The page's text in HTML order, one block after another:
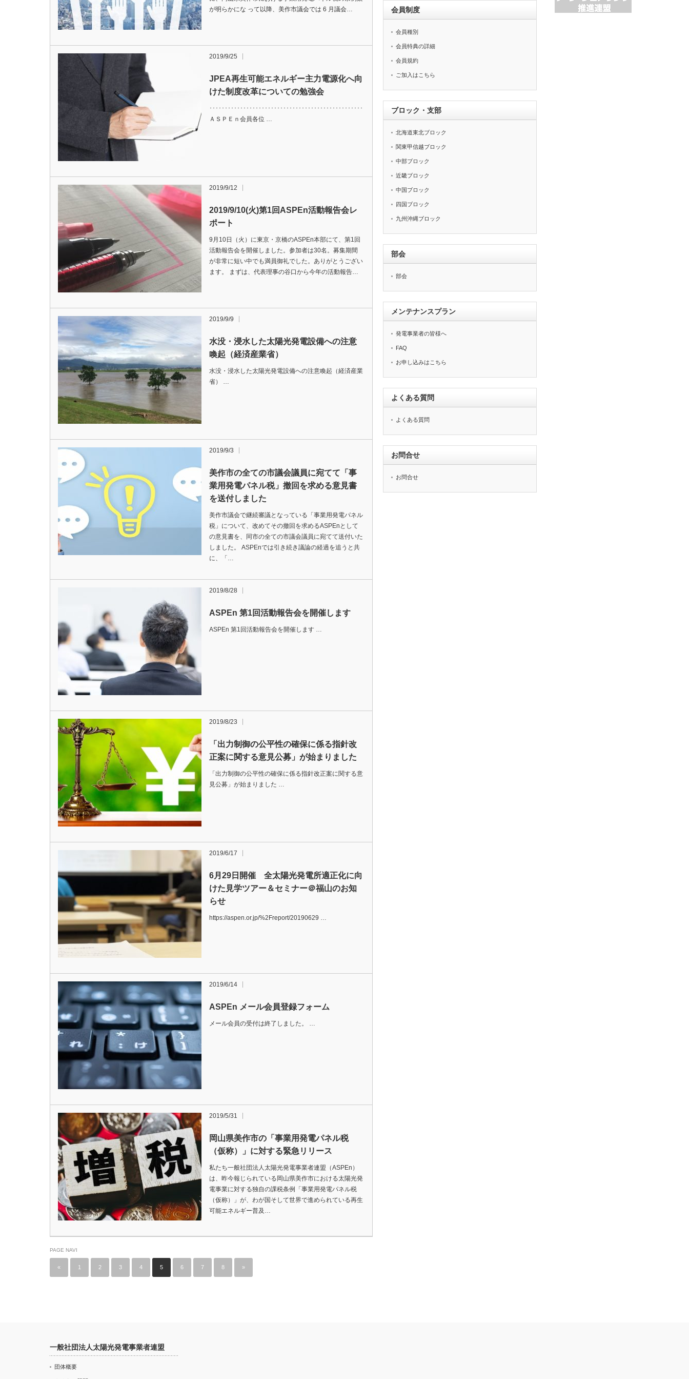
が明らかにな って以降、美作市議会では 6 月議会…
2019/9/25
JPEA再生可能エネルギー主力電源化へ向
けた制度改革についての勉強会
･･････････････････････････････････････････････････････････････････････････････・・・・・・・・・・・・・・・
ＡＳＰＥｎ会員各位 …
2019/9/12
2019/9/10(火)第1回ASPEn活動報告会レ
ポート
9月10日（火）に東京・京橋のASPEn本部にて、第1回
活動報告会を開催しました。参加者は30名。募集期間
が非常に短い中でも満員御礼でした。ありがとうござい
ます。 まずは、代表理事の谷口から今年の活動報告…
2019/9/9
水没・浸水した太陽光発電設備への注意
喚起（経済産業省）
水没・浸水した太陽光発電設備への注意喚起（経済産業
省） …
2019/9/3
美作市の全ての市議会議員に宛てて「事
業用発電パネル税」撤回を求める意見書
を送付しました
美作市議会で継続審議となっている「事業用発電パネル
税」について、改めてその撤回を求めるASPEnとして
の意見書を、同市の全ての市議会議員に宛てて送付いた
しました。 ASPEnでは引き続き議論の経過を追うと共
に、「…
2019/8/28
ASPEn 第1回活動報告会を開催します
ASPEn 第1回活動報告会を開催します …
2019/8/23
「出力制御の公平性の確保に係る指針改
正案に関する意見公募」が始まりました
「出力制御の公平性の確保に係る指針改正案に関する意
見公募」が始まりました …
2019/6/17
6月29日開催 全太陽光発電所適正化に向
けた見学ツアー＆セミナー＠福山のお知
らせ
https://aspen.or.jp/%2Freport/20190629 …
2019/6/14
ASPEn メール会員登録フォーム
メール会員の受付は終了しました。 …
2019/5/31
岡山県美作市の「事業用発電パネル税
（仮称）」に対する緊急リリース
私たち一般社団法人太陽光発電事業者連盟（ASPEn）
は、昨今報じられている岡山県美作市における太陽光発
電事業に対する独自の課税条例「事業用発電パネル税
（仮称）」が、わが国そして世界で進められている再生
可能エネルギー普及…
PAGE NAVI
« 1 2 3 4 5 6 7 8 »
会員制度
会員種別
会員特典の詳細
会員規約
ご加入はこちら
ブロック・支部
北海道東北ブロック
関東甲信越ブロック
中部ブロック
近畿ブロック
中国ブロック
四国ブロック
九州沖縄ブロック
部会
部会
メンテナンスプラン
発電事業者の皆様へ
FAQ
お申し込みはこちら
よくある質問
よくある質問
お問合せ
お問合せ
一般社団法人太陽光発電事業者連盟
団体概要